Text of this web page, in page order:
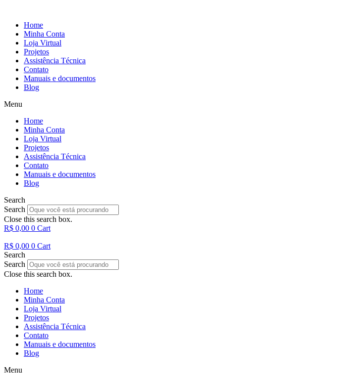
conteúdo
Home
Minha Conta
Loja Virtual
Projetos
Assistência Técnica
Contato
Manuais e documentos
Blog
Menu
Home
Minha Conta
Loja Virtual
Projetos
Assistência Técnica
Contato
Manuais e documentos
Blog
Search
Search
Close this search box.
R$ 0,00 0 Cart
R$ 0,00 0 Cart
Search
Search
Close this search box.
Home
Minha Conta
Loja Virtual
Projetos
Assistência Técnica
Contato
Manuais e documentos
Blog
Menu